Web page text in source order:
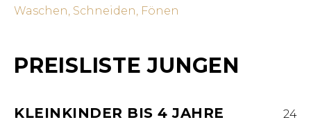
Waschen, Schneiden, Fönen
PREISLISTE JUNGEN
KLEINKINDER BIS 4 JAHRE 24